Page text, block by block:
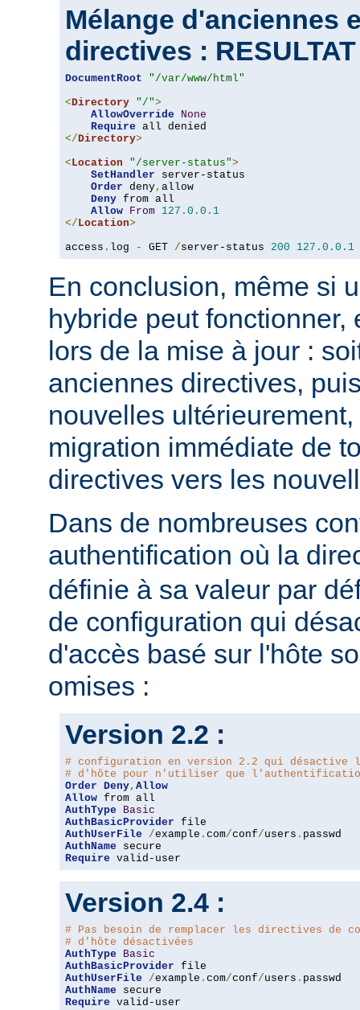
Mélange d'anciennes
directives :
DocumentRoot
"/var/www/html"
<Directory "/">
AllowOverride
None
Require
</Directory>
<Location "/server-status">
SetHandler server-status
Order deny, allow
Deny from all
Allow From 127.0 . 0.1
</Location>
access . log - GET /server-status 200 127.0 . 0.1
En conclusion, même si
hybride peut fonctionner,
lors de la mise à jour :
anciennes directives,
nouvelles
migration immédiate de
directives vers les
Dans de nombreuses
authentification où la
définie à sa valeur par
de configuration qui
d'accès basé sur l'hôte
omises :
Version 2.2 :
# configuration en version 2.2 qui désactive
# d'hôte pour n'utiliser que
Order Deny, Allow
Allow
AuthType
Basic
AuthBasicProvider
AuthUserFile
/example . com/conf/users .
AuthName
Require valid-user
Version 2.4 :
# Pas besoin de remplacer les directives de
# d'hôte désactivées
AuthType
Basic
AuthBasicProvider
AuthUserFile
/example . com/conf/users .
AuthName
Require valid-user